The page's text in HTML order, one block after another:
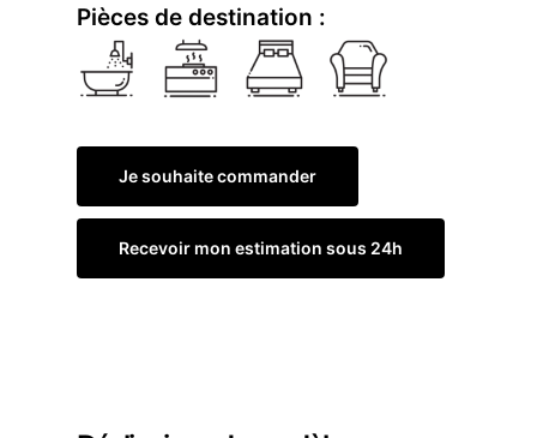
Pièces de destination :
Je souhaite commander
Recevoir mon estimation sous 24h